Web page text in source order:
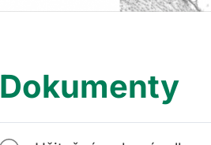
Dokumenty